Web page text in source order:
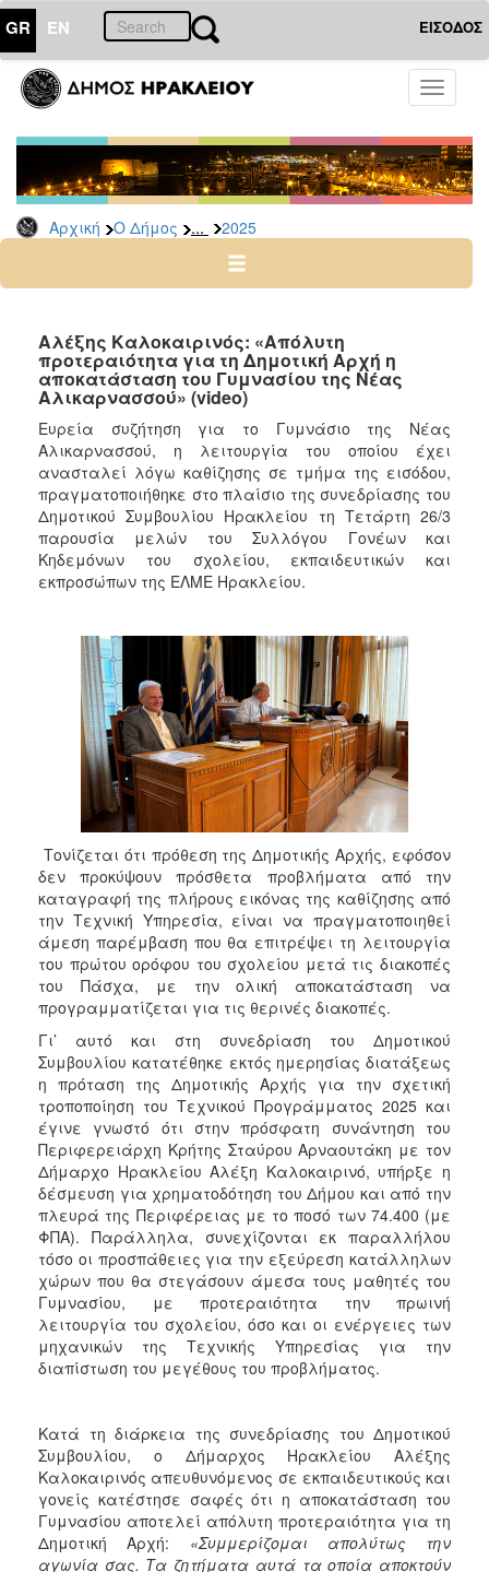
GR EN ΕΙΣΟΔΟΣ
Toggle
Αρχική Ο Δήμος ... 2025
ΔΗΜΟΣ
Δελτία
Τύπου
Αρχείο
2026
2024
2022
2021
2020
2019
2018
2017
2016
2015
2012
2011
2010
2006
ΤΟΠΟΣ
ΠΟΛΙΤΙΣΜΟΣ
ΑΝΘΕΚΤΙΚΗ
ΠΟΛΗ
Αλέξης Καλοκαιρινός: «Απόλυτη
προτεραιότητα για τη Δημοτική Αρχή η
αποκατάσταση του Γυμνασίου της Νέας
Αλικαρνασσού» (video)
Ευρεία συζήτηση για το Γυμνάσιο της Νέας
Αλικαρνασσού, η λειτουργία του οποίου έχει
ανασταλεί λόγω καθίζησης σε τμήμα της εισόδου,
πραγματοποιήθηκε στο πλαίσιο της συνεδρίασης του
Δημοτικού Συμβουλίου Ηρακλείου τη Τετάρτη 26/3
παρουσία μελών του Συλλόγου Γονέων και
Κηδεμόνων του σχολείου, εκπαιδευτικών και
εκπροσώπων της ΕΛΜΕ Ηρακλείου.
Τονίζεται ότι πρόθεση της Δημοτικής Αρχής, εφόσον
δεν προκύψουν πρόσθετα προβλήματα από την
καταγραφή της πλήρους εικόνας της καθίζησης από
την Τεχνική Υπηρεσία, είναι να πραγματοποιηθεί
άμεση παρέμβαση που θα επιτρέψει τη λειτουργία
του πρώτου ορόφου του σχολείου μετά τις διακοπές
του Πάσχα, με την ολική αποκατάσταση να
προγραμματίζεται για τις θερινές διακοπές.
Γι’ αυτό και στη συνεδρίαση του Δημοτικού
Συμβουλίου κατατέθηκε εκτός ημερησίας διατάξεως
η πρόταση της Δημοτικής Αρχής για την σχετική
τροποποίηση του Τεχνικού Προγράμματος 2025 και
έγινε γνωστό ότι στην πρόσφατη συνάντηση του
Περιφερειάρχη Κρήτης Σταύρου Αρναουτάκη με τον
Δήμαρχο Ηρακλείου Αλέξη Καλοκαιρινό, υπήρξε η
δέσμευση για χρηματοδότηση του Δήμου και από την
πλευρά της Περιφέρειας με το ποσό των 74.400 (με
ΦΠΑ). Παράλληλα, συνεχίζονται εκ παραλλήλου
τόσο οι προσπάθειες για την εξεύρεση κατάλληλων
χώρων που θα στεγάσουν άμεσα τους μαθητές του
Γυμνασίου, με προτεραιότητα την πρωινή
λειτουργία του σχολείου, όσο και οι ενέργειες των
μηχανικών της Τεχνικής Υπηρεσίας για την
διαπίστωση του μεγέθους του προβλήματος.
Κατά τη διάρκεια της συνεδρίασης του Δημοτικού
Συμβουλίου, ο Δήμαρχος Ηρακλείου Αλέξης
Καλοκαιρινός απευθυνόμενος σε εκπαιδευτικούς και
γονείς κατέστησε σαφές ότι η αποκατάσταση του
Γυμνασίου αποτελεί απόλυτη προτεραιότητα για τη
Δημοτική Αρχή: «Συμμερίζομαι απολύτως την
αγωνία σας. Τα ζητήματα αυτά τα οποία αποκτούν